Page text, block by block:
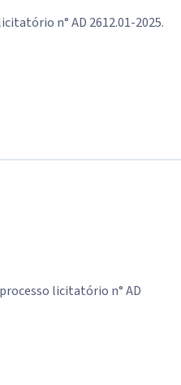
n° AD 2612.01-2025.
licitatório n° AD